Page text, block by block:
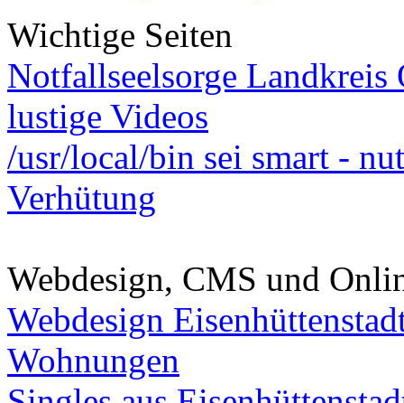
Wichtige Seiten
Notfallseelsorge Landkreis
lustige Videos
/usr/local/bin sei smart -
Verhütung
Webdesign, CMS und
Webdesign
Wohnungen